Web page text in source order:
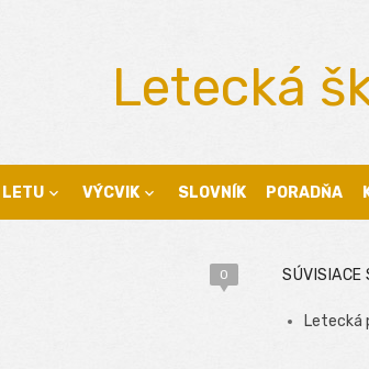
Letecká
LETU VÝCVIK SLOVNÍK PORADŇA
0 SÚVISIACE
Letecká